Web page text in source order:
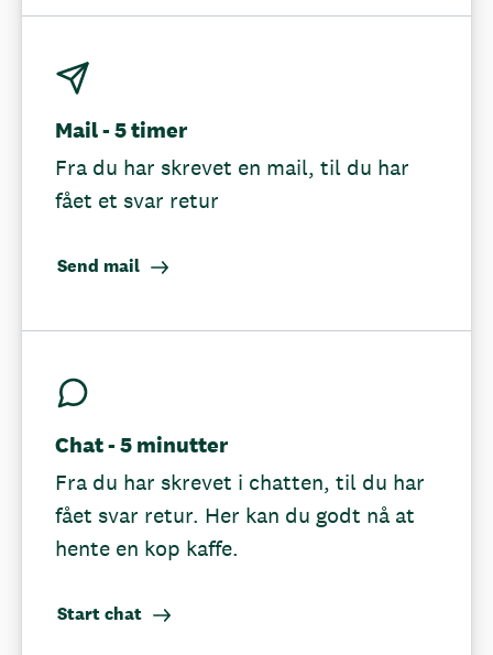
Mail - 5 timer
Fra du har skrevet en mail, til du har
fået et svar retur
Send mail
Chat - 5 minutter
Fra du har skrevet i chatten, til du har
fået svar retur. Her kan du godt nå at
hente en kop kaffe.
Start chat